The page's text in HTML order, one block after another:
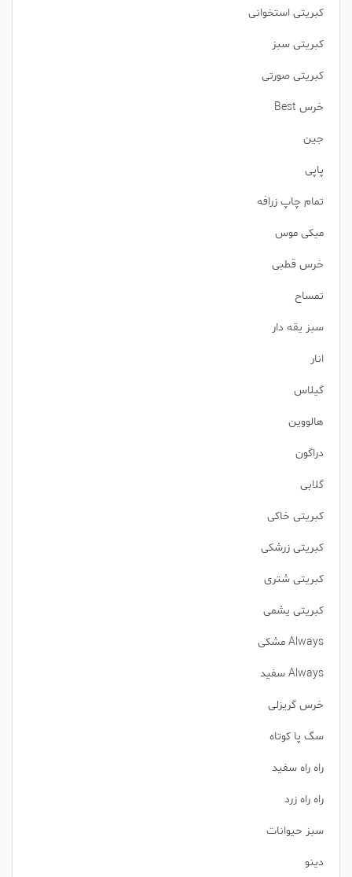
کبریتی استخوانی
کبریتی سبز
کبریتی صورتی
خرس Best
جین
پاپی
تمام چاپ زرافه
میکی موس
خرس قطبی
تمساح
سبز یقه دار
انار
گیلاس
هالووین
دراگون
گلابی
کبریتی خاکی
کبریتی زرشکی
کبریتی شتری
کبریتی یشمی
Always مشکی
Always سفید
خرس گریزلی
سگ پا کوتاه
راه راه سفید
راه راه زرد
سبز حیوانات
دینو